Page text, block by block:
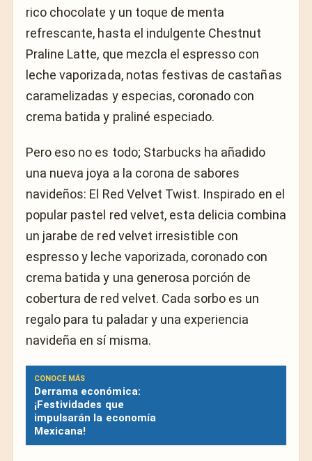
rico chocolate y un toque de menta
refrescante, hasta el indulgente Chestnut
Praline Latte, que mezcla el espresso con
leche vaporizada, notas festivas de castañas
caramelizadas y especias, coronado con
crema batida y praliné especiado.
Pero eso no es todo; Starbucks ha añadido
una nueva joya a la corona de sabores
navideños: El Red Velvet Twist. Inspirado en el
popular pastel red velvet, esta delicia combina
un jarabe de red velvet irresistible con
espresso y leche vaporizada, coronado con
crema batida y una generosa porción de
cobertura de red velvet. Cada sorbo es un
regalo para tu paladar y una experiencia
navideña en sí misma.
CONOCE MÁS
Derrama económica:
¡Festividades que
impulsarán la economía
Mexicana!